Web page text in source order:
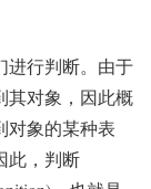
行判断。由于
其对象，因此概
对象的某种表
此，判断